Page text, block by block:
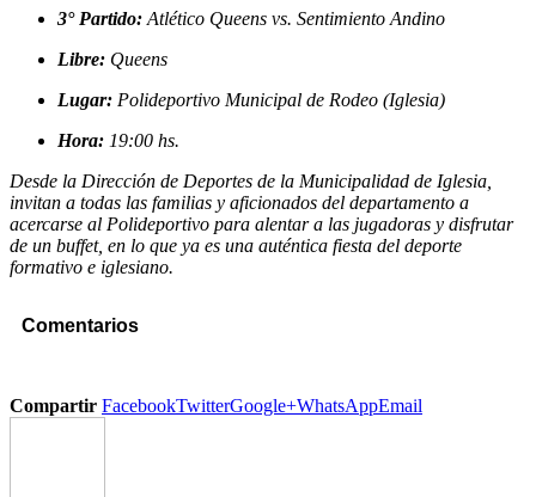
3° Partido: Atlético Queens vs. Sentimiento Andino
Libre: Queens
Lugar: Polideportivo Municipal de Rodeo (Iglesia)
Hora: 19:00 hs.
Desde la Dirección de Deportes de la Municipalidad de Iglesia,
invitan a todas las familias y aficionados del departamento a
acercarse al Polideportivo para alentar a las jugadoras y disfrutar
de un buffet, en lo que ya es una auténtica fiesta del deporte
formativo e iglesiano.
Comentarios
Compartir FacebookTwitterGoogle+WhatsAppEmail